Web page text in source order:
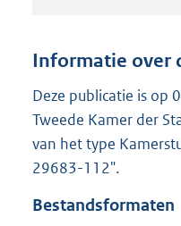
Informatie over
Deze publicatie is op
Tweede Kamer der
van het type
29683-112".
Bestandsformaten